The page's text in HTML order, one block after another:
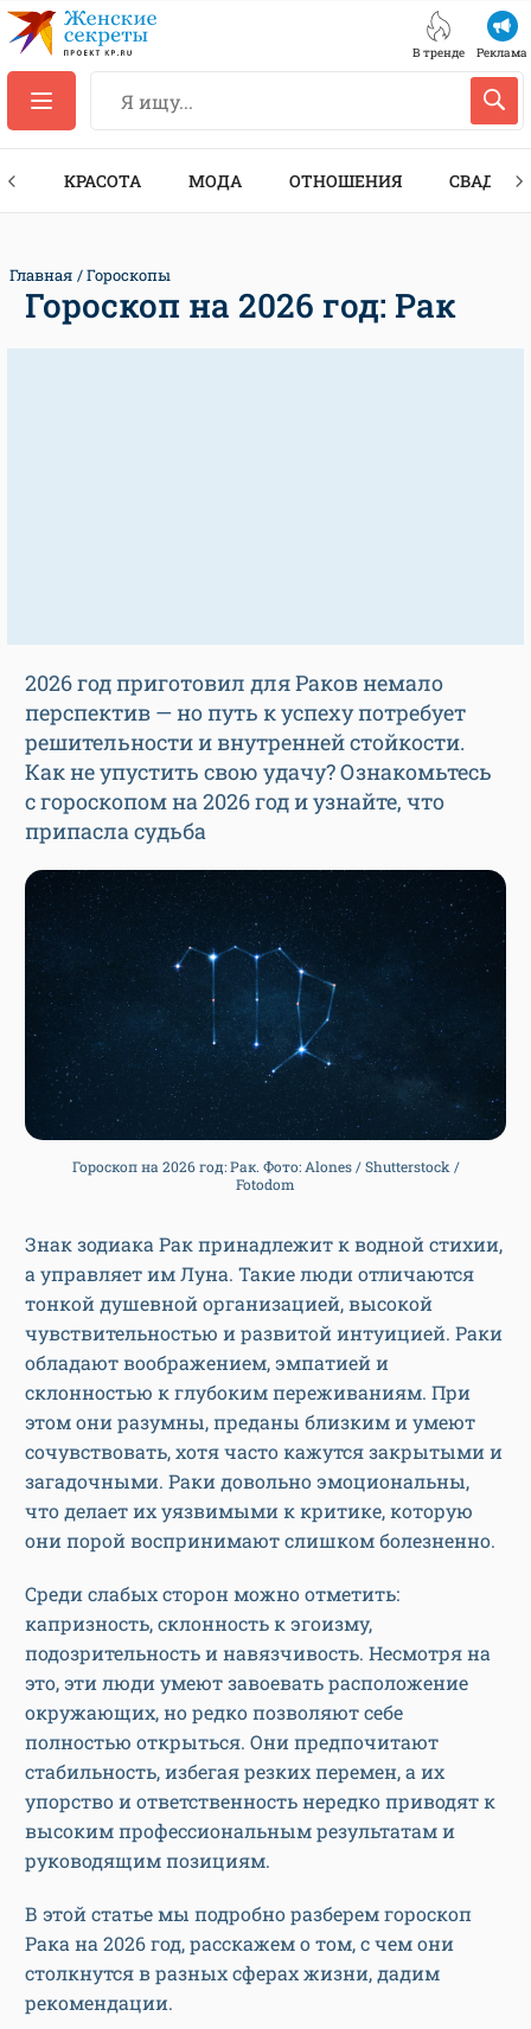
В тренде Реклама
КРАСОТА МОДА ОТНОШЕНИЯ СВАДЬБА
Главная Гороскопы
Гороскоп на 2026 год: Рак
2026 год приготовил для Раков немало
перспектив — но путь к успеху потребует
решительности и внутренней стойкости.
Как не упустить свою удачу? Ознакомьтесь
с гороскопом на 2026 год и узнайте, что
припасла судьба
Гороскоп на 2026 год: Рак. Фото: Alones / Shutterstock /
Fotodom
Знак зодиака Рак принадлежит к водной стихии,
а управляет им Луна. Такие люди отличаются
тонкой душевной организацией, высокой
чувствительностью и развитой интуицией. Раки
обладают воображением, эмпатией и
склонностью к глубоким переживаниям. При
этом они разумны, преданы близким и умеют
сочувствовать, хотя часто кажутся закрытыми и
загадочными. Раки довольно эмоциональны,
что делает их уязвимыми к критике, которую
они порой воспринимают слишком болезненно.
Среди слабых сторон можно отметить:
капризность, склонность к эгоизму,
подозрительность и навязчивость. Несмотря на
это, эти люди умеют завоевать расположение
окружающих, но редко позволяют себе
полностью открыться. Они предпочитают
стабильность, избегая резких перемен, а их
упорство и ответственность нередко приводят к
высоким профессиональным результатам и
руководящим позициям.
В этой статье мы подробно разберем гороскоп
Рака на 2026 год, расскажем о том, с чем они
столкнутся в разных сферах жизни, дадим
рекомендации.